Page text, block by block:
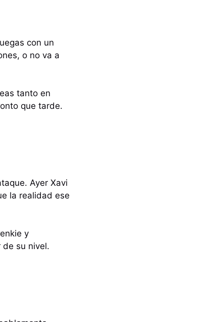
con un
o no va a
tanto en
que tarde.
Ayer Xavi
la realidad ese
y
de su nivel.